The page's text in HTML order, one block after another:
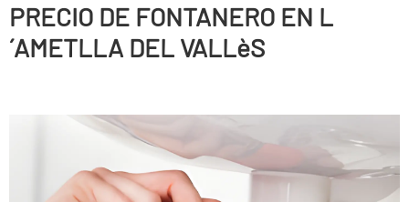
PRECIO DE FONTANERO EN L
´AMETLLA DEL VALLèS